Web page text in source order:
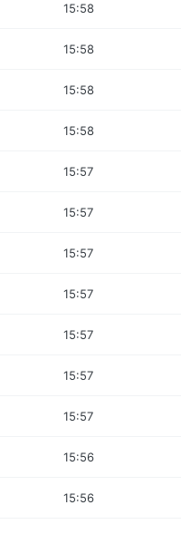
15:58
15:58
15:58
15:58
15:57
15:57
15:57
15:57
15:57
15:57
15:57
15:56
15:56